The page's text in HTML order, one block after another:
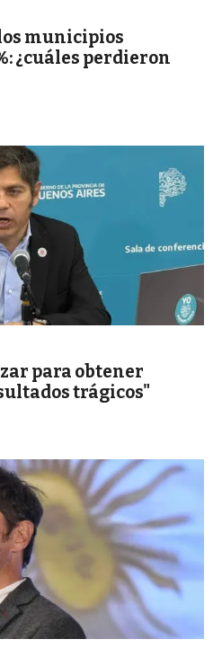
municipios
¿cuáles perdieron
para obtener
trágicos"